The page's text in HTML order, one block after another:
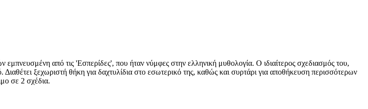
από τις 'Εσπερίδες', που ήταν νύμφες στην ελληνική μυθολογία. Ο ιδιαίτερος σχεδιασμός του,
ξεχωριστή θήκη για δαχτυλίδια στο εσωτερικό της, καθώς και συρτάρι για αποθήκευση περισσότερων
σε 2 σχέδια.